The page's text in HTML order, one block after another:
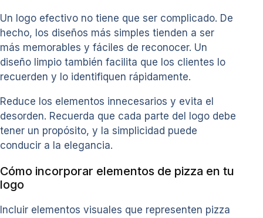
Un logo efectivo no tiene que ser complicado. De
hecho, los diseños más simples tienden a ser
más memorables y fáciles de reconocer. Un
diseño limpio también facilita que los clientes lo
recuerden y lo identifiquen rápidamente.
Reduce los elementos innecesarios y evita el
desorden. Recuerda que cada parte del logo debe
tener un propósito, y la simplicidad puede
conducir a la elegancia.
Cómo incorporar elementos de pizza en tu
logo
Incluir elementos visuales que representen pizza